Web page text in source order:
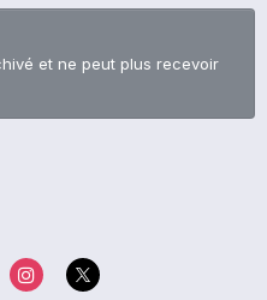
et ne peut plus recevoir